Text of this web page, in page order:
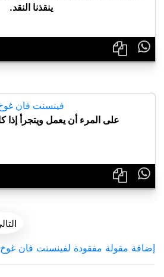
ينقذنا النقد.

فينسنت فان
على المرء أن يعمل ويتجرأ إذا

إضافة مقولة مفقودة لفينسنت فان